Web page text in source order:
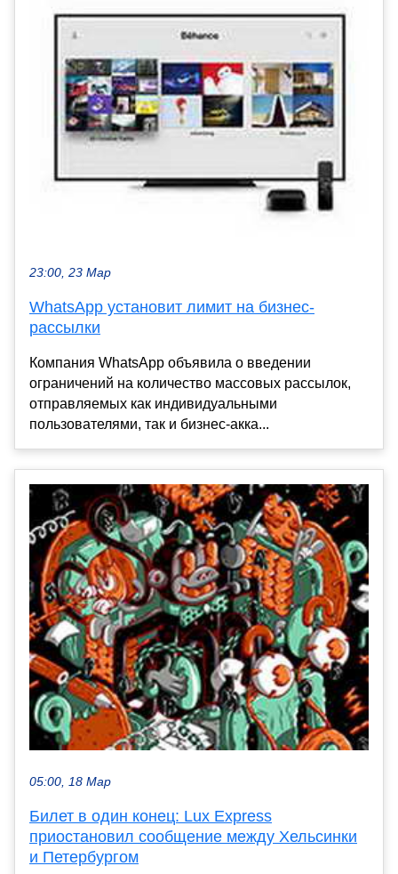
23:00, 23 Мар
WhatsApp установит лимит на бизнес-
рассылки
Компания WhatsApp объявила о введении
ограничений на количество массовых рассылок,
отправляемых как индивидуальными
пользователями, так и бизнес-акка...
05:00, 18 Мар
Билет в один конец: Lux Express
приостановил сообщение между Хельсинки
и Петербургом